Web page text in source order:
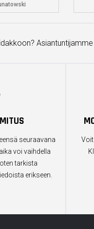
seuraavana
voi vaihdella
tarkista
erikseen.